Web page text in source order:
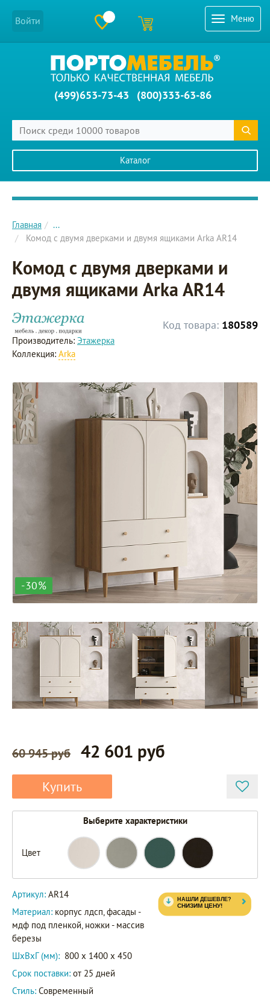
Меню
Войти
(499)653-73-43 (800)333-63-86
Каталог
Главное меню сайта
Главная
...
Комод с двумя дверками и двумя ящиками Arka AR14
Комод с двумя дверками и
двумя ящиками Arka AR14
Код товара: 180589
Производитель: Этажерка
Коллекция: Arka
-30%
60 945 руб 42 601 руб
Купить
Выберите характеристики
Цвет
AR14
AR14-
F2
AR14/9011
Артикул: AR14
Материал: корпус лдсп, фасады -
мдф под пленкой, ножки - массив
березы
ШxВxГ (мм): 800 x 1400 x 450
Срок поставки: от 25 дней
Стиль: Современный